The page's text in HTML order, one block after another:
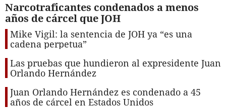
Narcotraficantes condenados a menos
años de cárcel que JOH
Mike Vigil: la sentencia de JOH ya “es una
cadena perpetua”
Las pruebas que hundieron al expresidente Juan
Orlando Hernández
Juan Orlando Hernández es condenado a 45
años de cárcel en Estados Unidos